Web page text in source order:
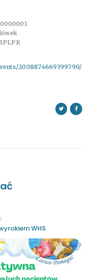
2008874669399790/
WHS